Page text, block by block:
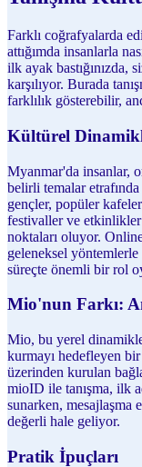
Farklı coğrafyalarda
attığımda insanlarla
ilk ayak bastığınızda,
karşılıyor. Burada
farklılık gösterebilir,
Kültürel
Myanmar'da insanlar,
belirli temalar
gençler, popüler
festivaller ve
noktaları oluyor.
geleneksel
süreçte önemli bir rol
Mio'nun Farkı:
Mio, bu yerel
kurmayı hedefleyen
üzerinden kurulan
mioID ile tanışma, ilk
sunarken, mesajlaşma
değerli hale geliyor.
Pratik İpuçları